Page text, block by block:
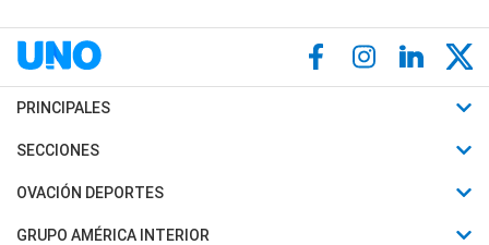
PRINCIPALES
Últimas Noticias
Política
SECCIONES
Horóscopo
Motores
OVACIÓN DEPORTES
Fútbol
GRUPO AMÉRICA INTERIOR